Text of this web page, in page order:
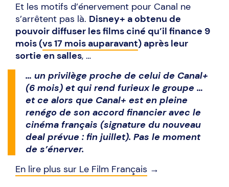
Et les motifs d’énervement pour Canal ne
s’arrêtent pas là. Disney+ a obtenu de
pouvoir diffuser les films ciné qu’il finance 9
mois (vs 17 mois auparavant) après leur
sortie en salles, …
… un privilège proche de celui de Canal+
(6 mois) et qui rend furieux le groupe …
et ce alors que Canal+ est en pleine
renégo de son accord financier avec le
cinéma français (signature du nouveau
deal prévue : fin juillet). Pas le moment
de s’énerver.
En lire plus sur Le Film Français →